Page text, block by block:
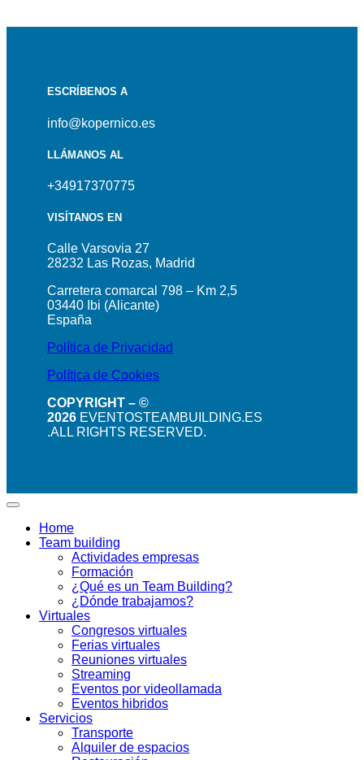
ESCRÍBENOS A
info@kopernico.es
LLÁMANOS AL
+34917370775
VISÍTANOS EN
Calle Varsovia 27
28232 Las Rozas, Madrid
Carretera comarcal 798 – Km 2,5
03440 Ibi (Alicante)
España
Política de Privacidad
Política de Cookies
COPYRIGHT – ©
2026 EVENTOSTEAMBUILDING.ES
.ALL RIGHTS RESERVED.
Home
Team building
Actividades empresas
Formación
¿Qué es un Team Building?
¿Dónde trabajamos?
Virtuales
Congresos virtuales
Ferias virtuales
Reuniones virtuales
Streaming
Eventos por videollamada
Eventos hibridos
Servicios
Transporte
Alquiler de espacios